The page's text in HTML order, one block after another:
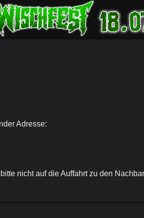
Adresse:
nicht auf die Auffahrt zu den